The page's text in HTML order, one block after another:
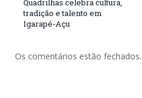
tradição e talento em
Igarapé-Açu
Os comentários estão fechados.